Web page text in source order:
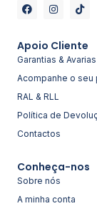
Apoio Cliente
Garantias & Avarias
Acompanhe o seu
RAL & RLL
Política de
Contactos
Conheça-nos
Sobre nós
A minha conta